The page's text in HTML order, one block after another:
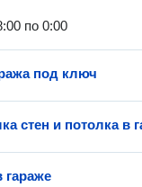
по 0:00
под ключ
стен и потолка в
гараже